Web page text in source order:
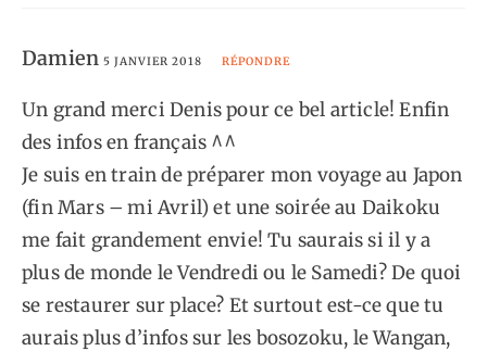
Damien5 JANVIER 2018 RÉPONDRE
Un grand merci Denis pour ce bel article! Enfin
des infos en français ^^
Je suis en train de préparer mon voyage au Japon
(fin Mars – mi Avril) et une soirée au Daikoku
me fait grandement envie! Tu saurais si il y a
plus de monde le Vendredi ou le Samedi? De quoi
se restaurer sur place? Et surtout est-ce que tu
aurais plus d’infos sur les bosozoku, le Wangan,